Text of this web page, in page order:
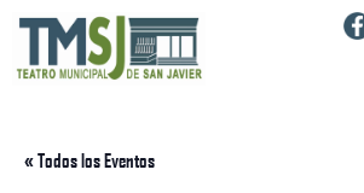
« Todos los Eventos